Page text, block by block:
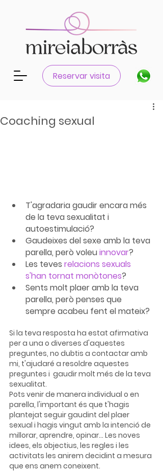
Reservar visita
Coaching sexual
T'agradaria gaudir encara més
de la teva sexualitat i
autoestimulació?
Gaudeixes del sexe amb la teva
parella, però voleu innovar?
Les teves relacions sexuals
s'han tornat monòtones?
Sents molt plaer amb la teva
parella, però penses que
sempre acabeu fent el mateix?
Si la teva resposta ha estat afirmativa
per a una o diverses d'aquestes
preguntes, no dubtis a contactar amb
mi, t'ajudaré a resoldre aquestes
preguntes i  gaudir molt més de la teva
sexualitat.
Pots venir de manera individual o en
parella, l'important és que t'hagis
plantejat seguir gaudint del plaer
sexual i hagis vingut amb la intenció de
millorar, aprendre, opinar... Les noves
idees, els objectius, les regles i les
activitats les anirem decidint a mesura
que ens anem coneixent.